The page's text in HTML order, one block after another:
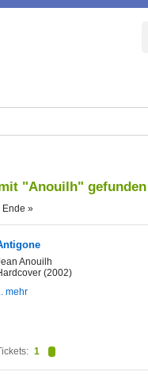
"Anouilh" gefunden
»
Anouilh
(2002)
mehr
1